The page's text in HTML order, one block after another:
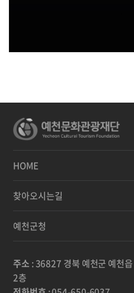
HOME
찾아오시는길
예천군청
주소 : 36827 경북 예천군 예천
2층